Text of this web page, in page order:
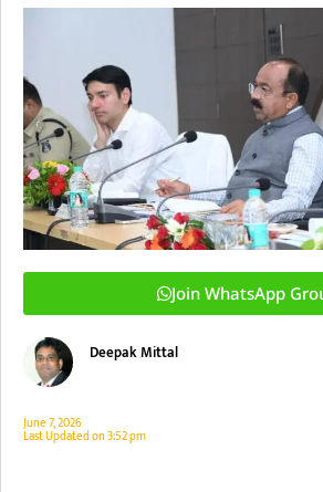
Join WhatsApp
Deepak Mittal
June 7, 2026
Last Updated on3:52 pm